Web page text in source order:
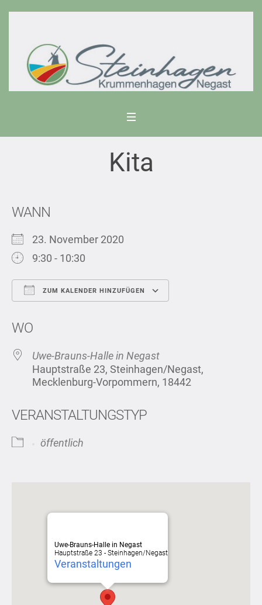
Kita
WANN
23. November 2020
9:30 - 10:30
ZUM KALENDER HINZUFÜGEN
WO
Uwe-Brauns-Halle in Negast
Hauptstraße 23, Steinhagen/Negast,
Mecklenburg-Vorpommern, 18442
VERANSTALTUNGSTYP
öffentlich
Uwe-Brauns-Halle in Negast
Hauptstraße 23 - Steinhagen/Negast
Veranstaltungen